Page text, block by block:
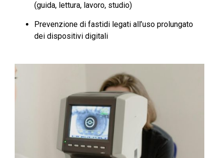
(guida, lettura, lavoro, studio)
Prevenzione di fastidi legati all’uso prolungato
dei dispositivi digitali